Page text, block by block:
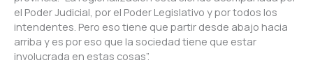
el Poder Judicial, por el Poder Legislativo y por todos los
intendentes. Pero eso tiene que partir desde abajo hacia
arriba y es por eso que la sociedad tiene que estar
involucrada en estas cosas”.